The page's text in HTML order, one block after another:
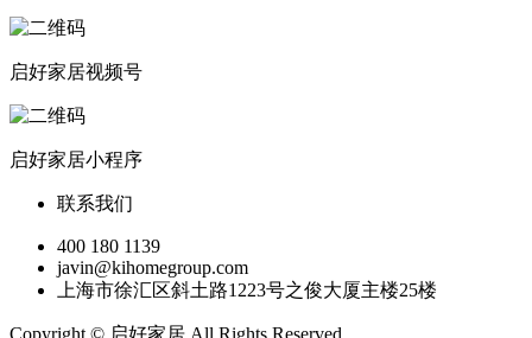
启好家居视频号
启好家居小程序
联系我们
400 180 1139
javin@kihomegroup.com
上海市徐汇区斜土路1223号之俊大厦主楼25楼